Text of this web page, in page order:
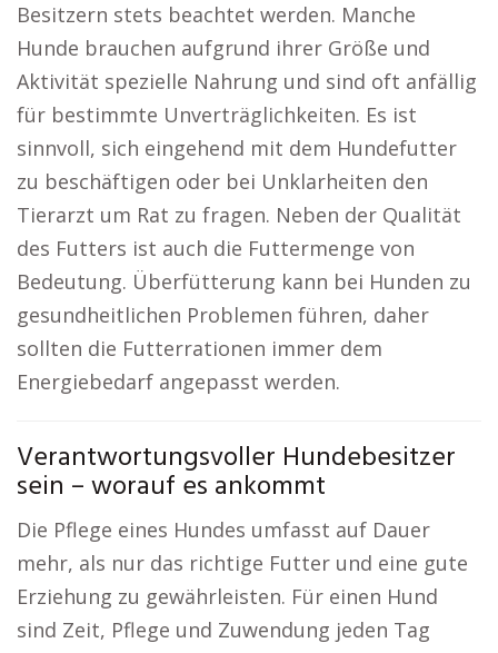
Besitzern stets beachtet werden. Manche
Hunde brauchen aufgrund ihrer Größe und
Aktivität spezielle Nahrung und sind oft anfällig
für bestimmte Unverträglichkeiten. Es ist
sinnvoll, sich eingehend mit dem Hundefutter
zu beschäftigen oder bei Unklarheiten den
Tierarzt um Rat zu fragen. Neben der Qualität
des Futters ist auch die Futtermenge von
Bedeutung. Überfütterung kann bei Hunden zu
gesundheitlichen Problemen führen, daher
sollten die Futterrationen immer dem
Energiebedarf angepasst werden.
Verantwortungsvoller Hundebesitzer
sein – worauf es ankommt
Die Pflege eines Hundes umfasst auf Dauer
mehr, als nur das richtige Futter und eine gute
Erziehung zu gewährleisten. Für einen Hund
sind Zeit, Pflege und Zuwendung jeden Tag